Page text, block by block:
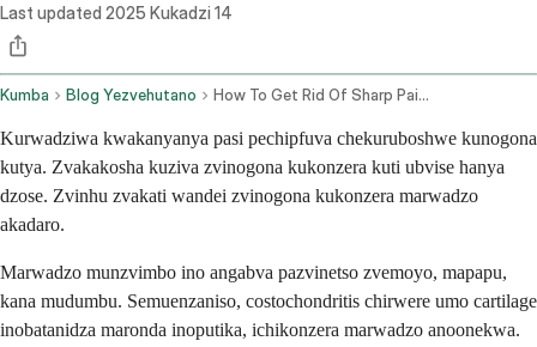
Last updated 2025 Kukadzi 14
Kumba Blog Yezvehutano How To Get Rid Of Sharp Pain Under The Left Breast
Kurwadziwa kwakanyanya pasi pechipfuva chekuruboshwe kunogona
kutya. Zvakakosha kuziva zvinogona kukonzera kuti ubvise hanya
dzose. Zvinhu zvakati wandei zvinogona kukonzera marwadzo
akadaro.
Marwadzo munzvimbo ino angabva pazvinetso zvemoyo, mapapu,
kana mudumbu. Semuenzaniso, costochondritis chirwere umo cartilage
inobatanidza maronda inoputika, ichikonzera marwadzo anoonekwa.